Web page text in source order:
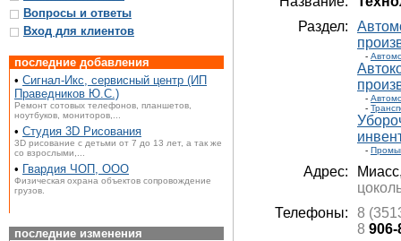
Вопросы и ответы
Вход для клиентов
последние добавления
• Сигнал-Икс, сервисный центр (ИП
Праведников Ю.С.)
Ремонт сотовых телефонов, планшетов,
ноутбуков, мониторов,...
• Студия 3D Рисования
3D рисование с детьми от 7 до 13 лет, а так же
со взрослыми,...
• Гвардия ЧОП, ООО
Физическая охрана объектов сопровождение
грузов.
последние изменения
Раздел:
-
-
-
-
Адрес:
Телефоны:
8
8 906-